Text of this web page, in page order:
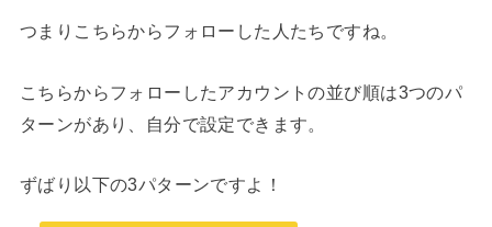
つまりこちらからフォローした人たちですね。
こちらからフォローしたアカウントの並び順は3つのパ
ターンがあり、自分で設定できます。
ずばり以下の3パターンですよ！